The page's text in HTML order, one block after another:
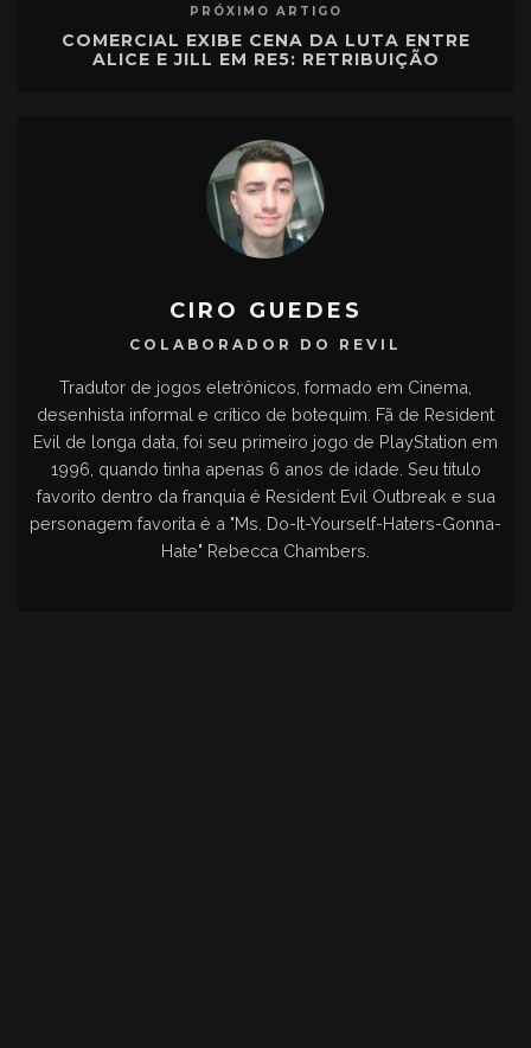
PRÓXIMO ARTIGO
COMERCIAL EXIBE CENA DA LUTA ENTRE
ALICE E JILL EM RE5: RETRIBUIÇÃO
CIRO GUEDES
COLABORADOR DO REVIL
Tradutor de jogos eletrônicos, formado em Cinema,
desenhista informal e crítico de botequim. Fã de Resident
Evil de longa data, foi seu primeiro jogo de PlayStation em
1996, quando tinha apenas 6 anos de idade. Seu título
favorito dentro da franquia é Resident Evil Outbreak e sua
personagem favorita é a "Ms. Do-It-Yourself-Haters-Gonna-
Hate" Rebecca Chambers.